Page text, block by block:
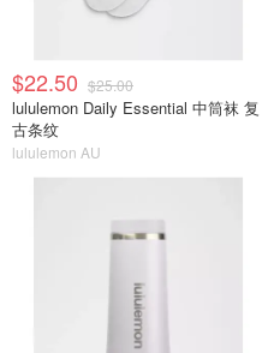
$22.50 $25.00
lululemon Daily Essential 中筒袜 复
古条纹
lululemon AU